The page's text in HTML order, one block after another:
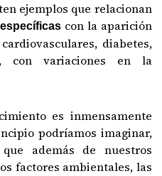
ejemplos que relacionan
con la aparición
diabetes,
con variaciones en la
es inmensamente
podríamos imaginar,
además de nuestros
factores ambientales, las